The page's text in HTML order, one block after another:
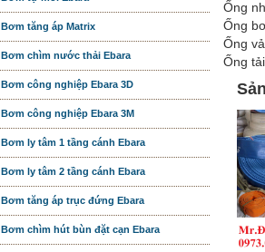
Ống
Ống
Ống
Ống
Bơm tăng áp Matrix
Bơm chìm nước thải Ebara
Bơm công nghiệp Ebara 3D
Bơm công nghiệp Ebara 3M
Bơm ly tâm 1 tầng cánh Ebara
Bơm ly tâm 2 tầng cánh Ebara
Bơm tăng áp trục đứng Ebara
Bơm chìm hút bùn đặt cạn Ebara